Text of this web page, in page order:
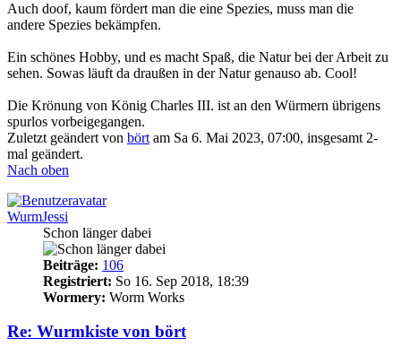
Auch doof, kaum fördert man die eine Spezies, muss man die
andere Spezies bekämpfen.
Ein schönes Hobby, und es macht Spaß, die Natur bei der Arbeit zu
sehen. Sowas läuft da draußen in der Natur genauso ab. Cool!
Die Krönung von König Charles III. ist an den Würmern übrigens
spurlos vorbeigegangen.
Zuletzt geändert von bört am Sa 6. Mai 2023, 07:00, insgesamt 2-
mal geändert.
Nach oben
WurmJessi
Schon länger dabei
Beiträge: 106
Registriert: So 16. Sep 2018, 18:39
Wormery: Worm Works
Re: Wurmkiste von bört